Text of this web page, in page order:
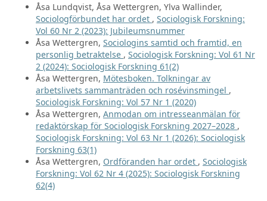
Åsa Lundqvist, Åsa Wettergren, Ylva Wallinder,
Sociologförbundet har ordet , Sociologisk Forskning:
Vol 60 Nr 2 (2023): Jubileumsnummer
Åsa Wettergren, Sociologins samtid och framtid, en
personlig betraktelse , Sociologisk Forskning: Vol 61 Nr
2 (2024): Sociologisk Forskning 61(2)
Åsa Wettergren, Mötesboken. Tolkningar av
arbetslivets sammanträden och rosévinsmingel ,
Sociologisk Forskning: Vol 57 Nr 1 (2020)
Åsa Wettergren, Anmodan om intresseanmälan för
redaktörskap för Sociologisk Forskning 2027–2028 ,
Sociologisk Forskning: Vol 63 Nr 1 (2026): Sociologisk
Forskning 63(1)
Åsa Wettergren, Ordföranden har ordet , Sociologisk
Forskning: Vol 62 Nr 4 (2025): Sociologisk Forskning
62(4)